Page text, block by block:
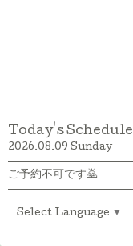
Today's Schedule
2026.08.09 Sunday
ご予約不可です🙇
Select Language ▼